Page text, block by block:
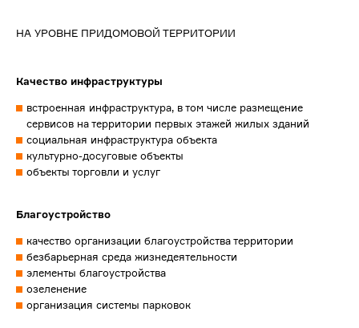
НА УРОВНЕ ПРИДОМОВОЙ ТЕРРИТОРИИ
Качество инфраструктуры
встроенная инфраструктура, в том числе размещение
сервисов на территории первых этажей жилых зданий
социальная инфраструктура объекта
культурно-досуговые объекты
объекты торговли и услуг
Благоустройство
качество организации благоустройства территории
безбарьерная среда жизнедеятельности
элементы благоустройства
озеленение
организация системы парковок